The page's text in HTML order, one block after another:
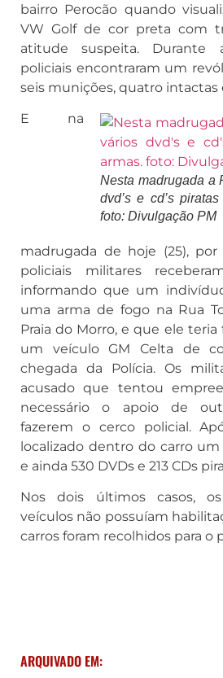
bairro Perocão quando
VW Golf de cor preta com
atitude suspeita. Durante
policiais encontraram um
seis munições, quatro intactas
Nesta madrugada a
dvd’s e cd’s
foto: Divulgação PM
E na
madrugada de hoje (25),
policiais militares
informando que um
uma arma de fogo na Rua
Praia do Morro, e que ele
um veículo GM Celta de
chegada da Polícia. Os
acusado que tentou
necessário o apoio de
fazerem o cerco policial.
localizado dentro do carro
e ainda 530 DVDs e 213 CDs
Nos dois últimos casos,
veículos não possuíam
carros foram recolhidos para o
ARQUIVADO EM: